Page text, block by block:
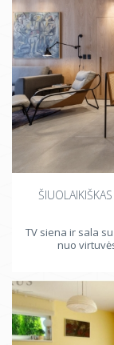
TV siena ir sala
nuo